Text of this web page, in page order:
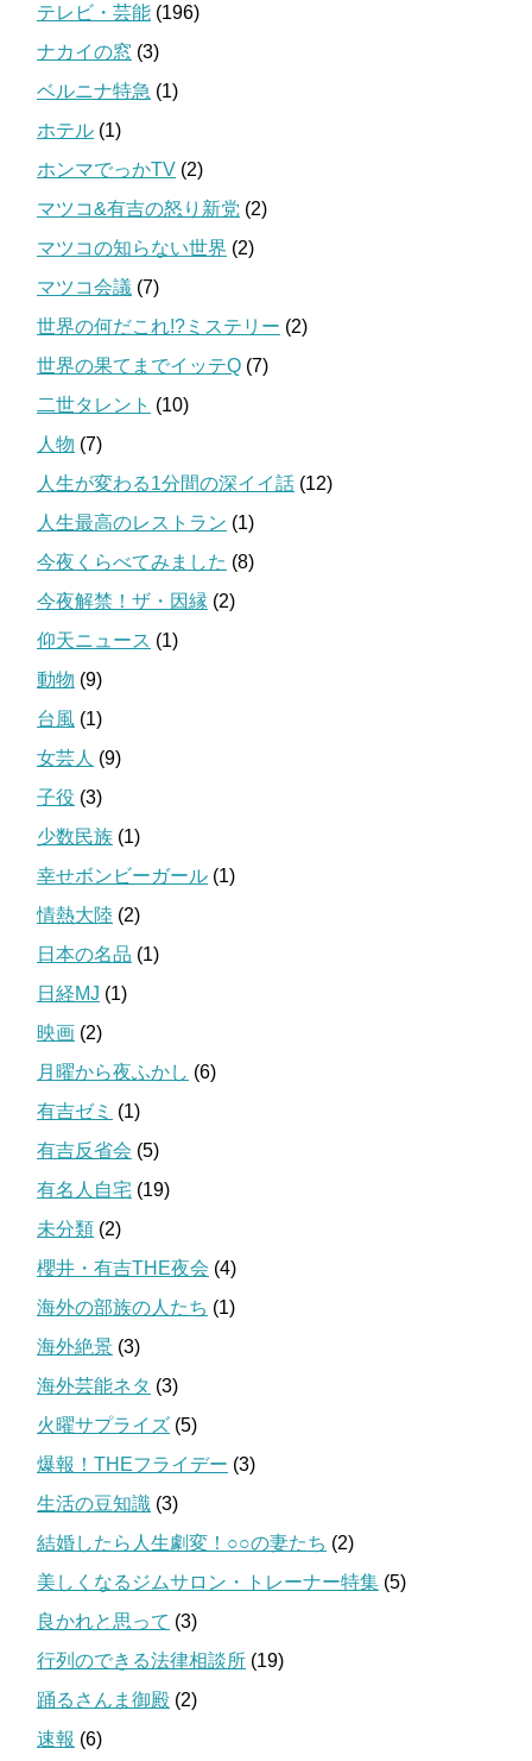
テレビ・芸能 (196)
ナカイの窓 (3)
ベルニナ特急 (1)
ホテル (1)
ホンマでっかTV (2)
マツコ&有吉の怒り新党 (2)
マツコの知らない世界 (2)
マツコ会議 (7)
世界の何だこれ!?ミステリー (2)
世界の果てまでイッテQ (7)
二世タレント (10)
人物 (7)
人生が変わる1分間の深イイ話 (12)
人生最高のレストラン (1)
今夜くらべてみました (8)
今夜解禁！ザ・因縁 (2)
仰天ニュース (1)
動物 (9)
台風 (1)
女芸人 (9)
子役 (3)
少数民族 (1)
幸せボンビーガール (1)
情熱大陸 (2)
日本の名品 (1)
日経MJ (1)
映画 (2)
月曜から夜ふかし (6)
有吉ゼミ (1)
有吉反省会 (5)
有名人自宅 (19)
未分類 (2)
櫻井・有吉THE夜会 (4)
海外の部族の人たち (1)
海外絶景 (3)
海外芸能ネタ (3)
火曜サプライズ (5)
爆報！THEフライデー (3)
生活の豆知識 (3)
結婚したら人生劇変！○○の妻たち (2)
美しくなるジムサロン・トレーナー特集 (5)
良かれと思って (3)
行列のできる法律相談所 (19)
踊るさんま御殿 (2)
速報 (6)